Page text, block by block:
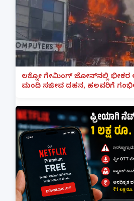
ಲಕ್ನೋ ಗೇಮಿಂಗ್ ಜೋನ್‌ನಲ್ಲಿ ಭೀಕರ
ಮಂದಿ ಸಜೀವ ದಹನ, ಹಲವರಿಗೆ